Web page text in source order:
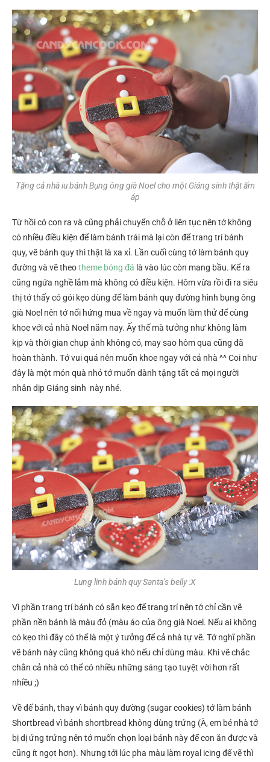
Tặng cả nhà iu bánh Bụng ông già Noel cho một Giáng sinh thật ấm
áp
Từ hồi có con ra và cũng phải chuyển chỗ ở liên tục nên tớ không
có nhiều điều kiện để làm bánh trái mà lại còn để trang trí bánh
quy, vẽ bánh quy thì thật là xa xỉ. Lần cuối cùng tớ làm bánh quy
đường và vẽ theotheme bóng đá là vào lúc còn mang bầu. Kể ra
cũng ngứa nghề lắm mà không có điều kiện. Hôm vừa rồi đi ra siêu
thị tớ thấy có gói kẹo dùng để làm bánh quy đường hình bụng ông
già Noel nên tớ nổi hứng mua về ngay và muốn làm thử để cùng
khoe với cả nhà Noel năm nay. Ấy thế mà tưởng như không làm
kịp và thời gian chụp ảnh không có, may sao hôm qua cũng đã
hoàn thành. Tớ vui quá nên muốn khoe ngay với cả nhà ^^ Coi như
đây là một món quà nhỏ tớ muốn dành tặng tất cả mọi người
nhân dịp Giáng sinh này nhé.
Lung linh bánh quy Santa’s belly :X
Vì phần trang trí bánh có sẵn kẹo để trang trí nên tớ chỉ cần vẽ
phần nền bánh là màu đỏ (màu áo của ông già Noel. Nếu ai không
có kẹo thì đây có thể là một ý tưởng để cả nhà tự vẽ. Tớ nghĩ phần
vẽ bánh này cũng không quá khó nếu chỉ dùng màu. Khi vẽ chắc
chắn cả nhà có thể có nhiều những sáng tạo tuyệt vời hơn rất
nhiều ;)
Về đế bánh, thay vì bánh quy đường (sugar cookies) tớ làm bánh
Shortbread vì bánh shortbread không dùng trứng (À, em bé nhà tớ
bị dị ứng trứng nên tớ muốn chọn loại bánh này để con ăn được và
cũng ít ngọt hơn). Nhưng tới lúc pha màu làm royal icing để vẽ thì